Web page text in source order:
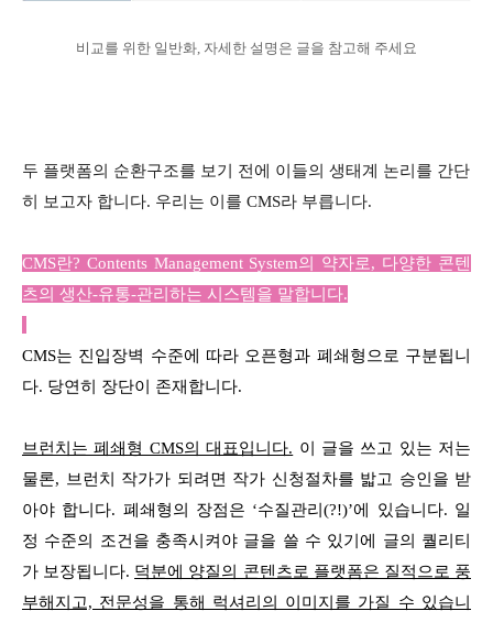
비교를 위한 일반화, 자세한 설명은 글을 참고해 주세요
두 플랫폼의 순환구조를 보기 전에 이들의 생태계 논리를 간단
히 보고자 합니다. 우리는 이를 CMS라 부릅니다.
CMS란? Contents Management System의 약자로, 다양한 콘텐
츠의 생산-유통-관리하는 시스템을 말합니다.
CMS는 진입장벽 수준에 따라 오픈형과 폐쇄형으로 구분됩니
다. 당연히 장단이 존재합니다.
브런치는 폐쇄형 CMS의 대표입니다. 이 글을 쓰고 있는 저는
물론, 브런치 작가가 되려면 작가 신청절차를 밟고 승인을 받
아야 합니다. 폐쇄형의 장점은 ‘수질관리(?!)’에 있습니다. 일
정 수준의 조건을 충족시켜야 글을 쓸 수 있기에 글의 퀄리티
가 보장됩니다. 덕분에 양질의 콘텐츠로 플랫폼은 질적으로 풍
부해지고, 전문성을 통해 럭셔리의 이미지를 가질 수 있습니